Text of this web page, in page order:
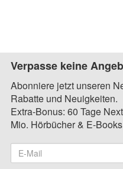
Verpasse keine
Abonniere jetzt unseren
Rabatte und Neuigkeiten.
Extra-Bonus: 60 Tage
Mio. Hörbücher & E-